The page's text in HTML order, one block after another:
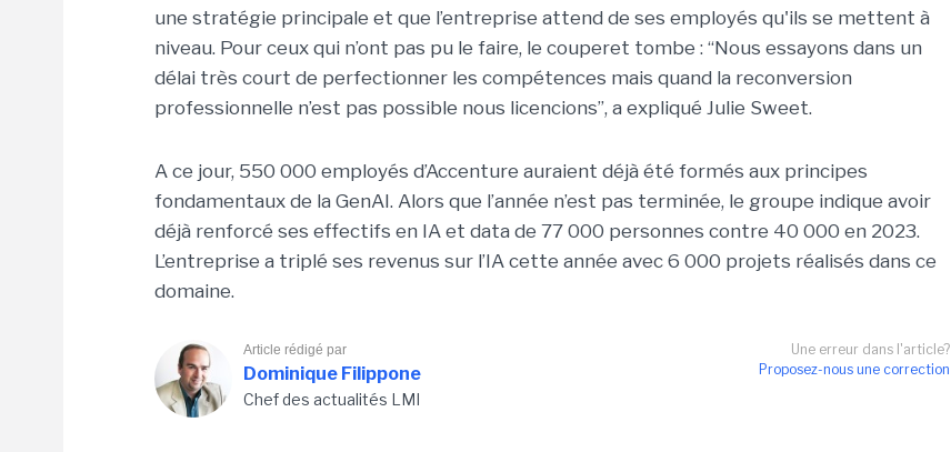
une stratégie principale et que l’entreprise attend de ses employés qu'ils se mettent à
niveau. Pour ceux qui n’ont pas pu le faire, le couperet tombe : “Nous essayons dans un
délai très court de perfectionner les compétences mais quand la reconversion
professionnelle n’est pas possible nous licencions”, a expliqué Julie Sweet.
A ce jour, 550 000 employés d’Accenture auraient déjà été formés aux principes
fondamentaux de la GenAI. Alors que l’année n’est pas terminée, le groupe indique avoir
déjà renforcé ses effectifs en IA et data de 77 000 personnes contre 40 000 en 2023.
L’entreprise a triplé ses revenus sur l’IA cette année avec 6 000 projets réalisés dans ce
domaine.
Une erreur dans l'article?
Proposez-nous une correction
Article rédigé par
Dominique Filippone
Chef des actualités LMI